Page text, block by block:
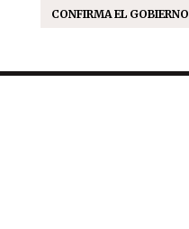
CONFIRMA EL GOBIERNO